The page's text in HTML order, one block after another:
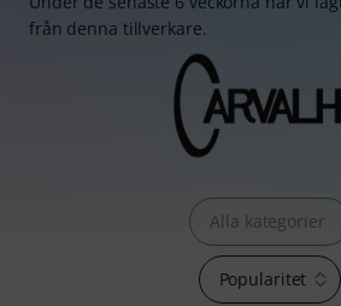
från denna tillverkare.
Popularitet
Alla kategorier